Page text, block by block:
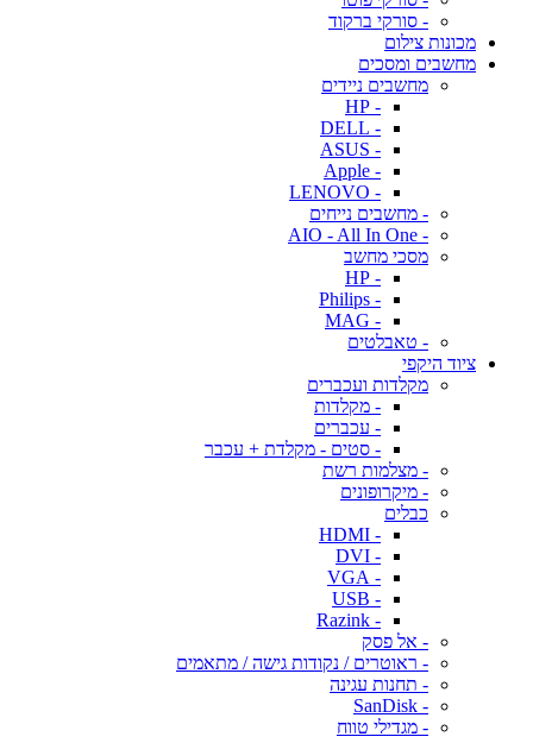
- סורקי ברקוד
מכונות צילום
מחשבים ומסכים
מחשבים ניידים
- HP
- DELL
- ASUS
- Apple
- LENOVO
- מחשבים נייחים
- AIO - All In One
מסכי מחשב
- HP
- Philips
- MAG
- טאבלטים
ציוד היקפי
מקלדות ועכברים
- מקלדות
- עכברים
- סטים - מקלדת + עכבר
- מצלמות רשת
- מיקרופונים
כבלים
- HDMI
- DVI
- VGA
- USB
- Razink
- אל פסק
- ראוטרים / נקודות גישה / מתאמים
- תחנות עגינה
- SanDisk
- מגדילי טווח